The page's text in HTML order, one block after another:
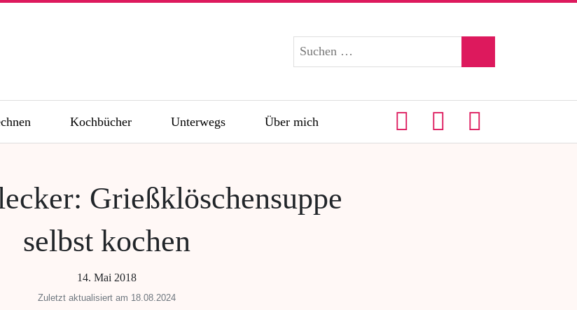
Kochbücher Unterwegs Über mich
Grießklöschensuppe
selbst kochen
14. Mai 2018
Zuletzt aktualisiert am 18.08.2024